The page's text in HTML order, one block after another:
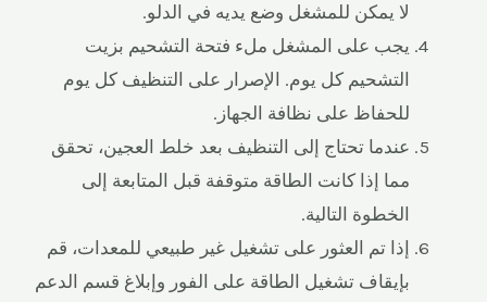
لا يمكن للمشغل وضع يديه في الدلو.
يجب على المشغل ملء فتحة التشحيم بزيت
التشحيم كل يوم. الإصرار على التنظيف كل يوم
للحفاظ على نظافة الجهاز.
عندما تحتاج إلى التنظيف بعد خلط العجين، تحقق
مما إذا كانت الطاقة متوقفة قبل المتابعة إلى
الخطوة التالية.
إذا تم العثور على تشغيل غير طبيعي للمعدات، قم
بإيقاف تشغيل الطاقة على الفور وإبلاغ قسم الدعم